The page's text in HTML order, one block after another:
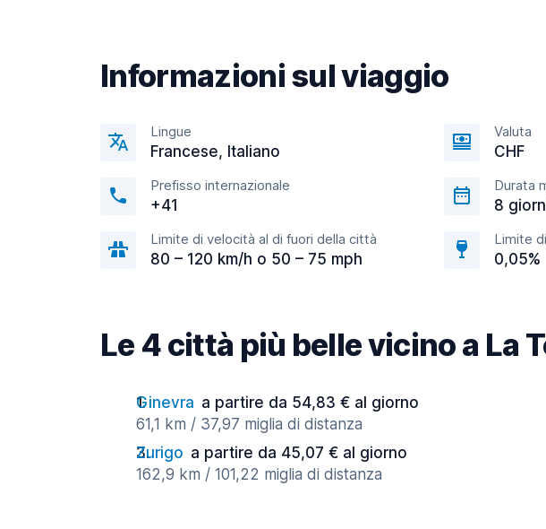
Informazioni sul viaggio
Lingue
Francese, Italiano
Valuta
CHF
Prefisso internazionale
+41
Durata
8
Limite di velocità al di fuori della città
80 – 120 km/h o 50 – 75 mph
Limite
0,05%
Le 4 città più belle vicino a La
Ginevra a partire da 54,83 € al giorno
61,1 km / 37,97 miglia di distanza
Zurigo a partire da 45,07 € al giorno
162,9 km / 101,22 miglia di distanza